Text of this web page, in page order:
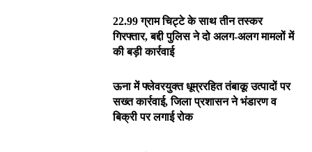
22.99 ग्राम चिट्टे के साथ तीन तस्कर
गिरफ्तार, बद्दी पुलिस ने दो अलग-अलग मामलों में
की बड़ी कार्रवाई
ऊना में फ्लेवरयुक्त धूम्ररहित तंबाकू उत्पादों पर
सख्त कार्रवाई, जिला प्रशासन ने भंडारण व
बिक्री पर लगाई रोक